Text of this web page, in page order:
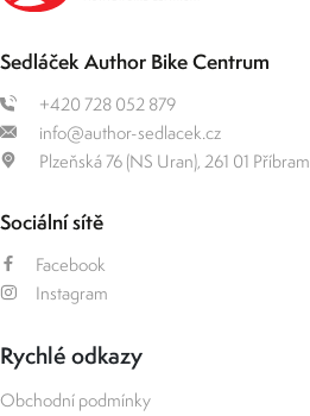
Sedláček Author Bike Centrum
+420 728 052 879
info@author-sedlacek.cz
Plzeňská 76 (NS Uran), 261 01 Příbram
Sociální sítě
Facebook
Instagram
Rychlé odkazy
Obchodní podmínky